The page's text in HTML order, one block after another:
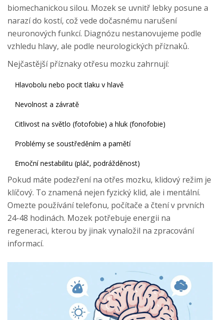
biomechanickou silou. Mozek se uvnitř lebky posune a
narazí do kostí, což vede dočasnému narušení
neuronových funkcí. Diagnózu nestanovujeme podle
vzhledu hlavy, ale podle neurologických příznaků.
Nejčastější příznaky otřesu mozku zahrnují:
Hlavobolu nebo pocit tlaku v hlavě
Nevolnost a závratě
Citlivost na světlo (fotofobie) a hluk (fonofobie)
Problémy se soustředěním a pamětí
Emoční nestabilitu (pláč, podrážděnost)
Pokud máte podezření na otřes mozku, klidový režim je
klíčový. To znamená nejen fyzický klid, ale i mentální.
Omezte používání telefonu, počítače a čtení v prvních
24-48 hodinách. Mozek potřebuje energii na
regeneraci, kterou by jinak vynaložil na zpracování
informací.